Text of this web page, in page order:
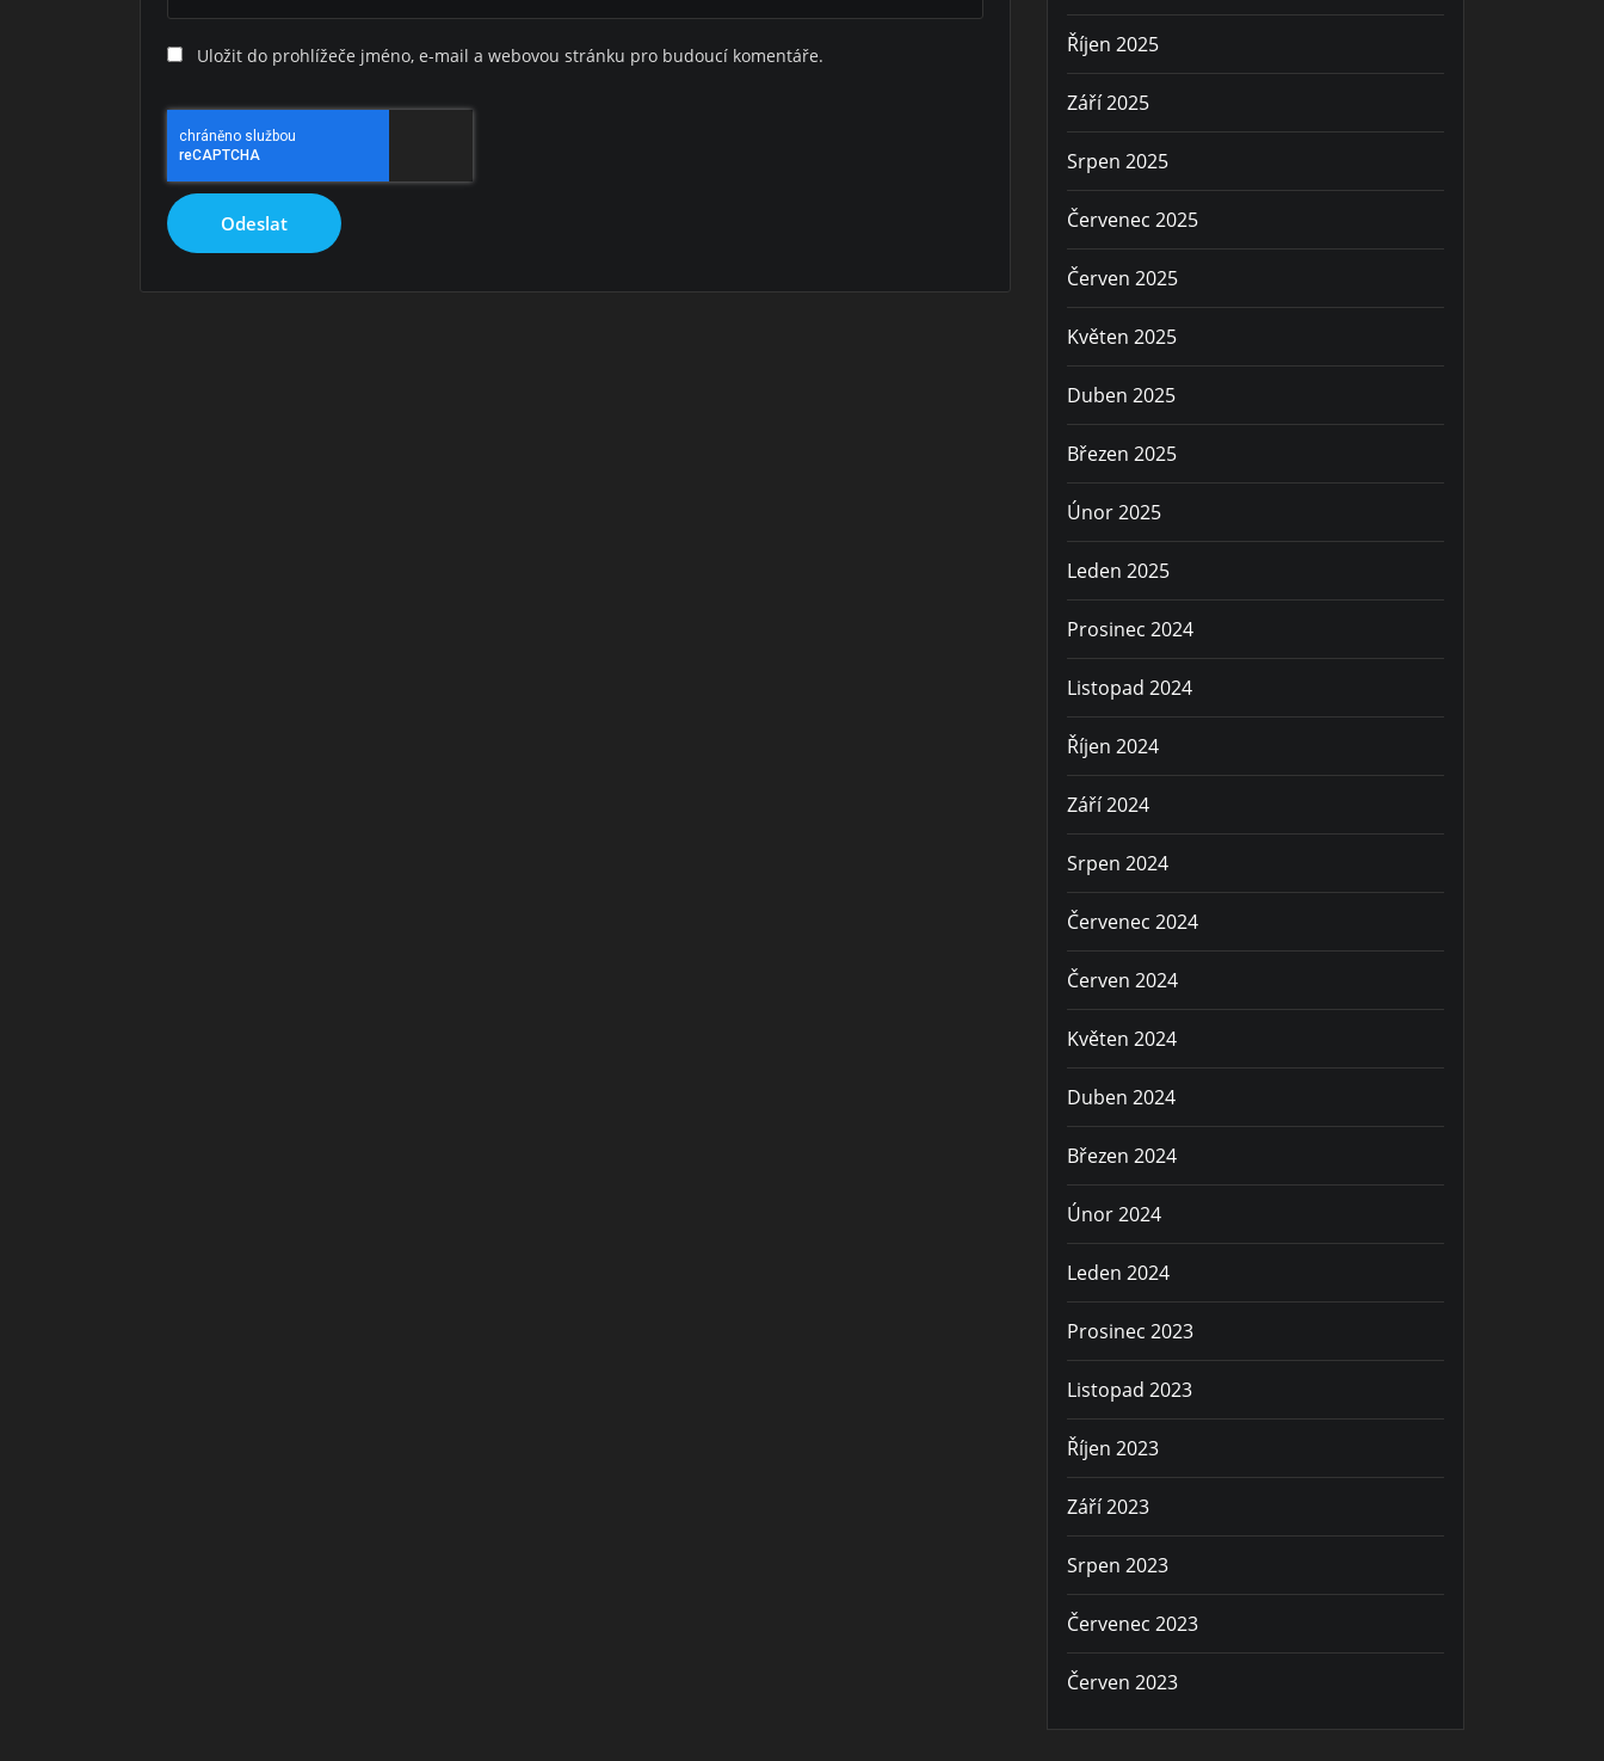
Uložit do prohlížeče jméno, e-mail a webovou stránku pro budoucí komentáře. Říjen 2025
Září 2025
Srpen 2025
Červenec 2025
Červen 2025
Květen 2025
Duben 2025
Březen 2025
Únor 2025
Leden 2025
Prosinec 2024
Listopad 2024
Říjen 2024
Září 2024
Srpen 2024
Červenec 2024
Červen 2024
Květen 2024
Duben 2024
Březen 2024
Únor 2024
Leden 2024
Prosinec 2023
Listopad 2023
Říjen 2023
Září 2023
Srpen 2023
Červenec 2023
Červen 2023